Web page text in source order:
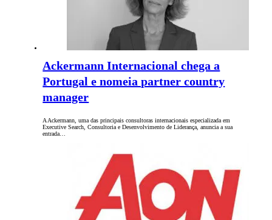
Ackermann Internacional chega a
Portugal e nomeia partner country
manager
A Ackermann, uma das principais consultoras internacionais especializada em
Executive Search, Consultoria e Desenvolvimento de Liderança, anuncia a sua
entrada…